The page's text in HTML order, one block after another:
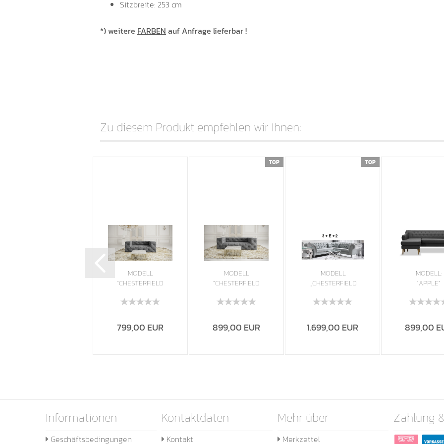
Sitzbreite: 253 cm
*) weitere FARBEN auf Anfrage lieferbar !
Zu diesem Produkt empfehlen wir Ihnen:
MODELL
"CHESTERFIELD
SITZER SOFA...
799,00 EUR
TOP
MODELL
"CHESTERFIELD
SITZER SOFA...
899,00 EUR
TOP
MODELL
„CHESTERFIELD
ECKSOFA...
1.699,00 EUR
MODELL:
"APPLE"
899,00
Informationen
Geschäftsbedingungen
Kontaktdaten
Kontakt
Mehr über
Merkzettel
Zahlung